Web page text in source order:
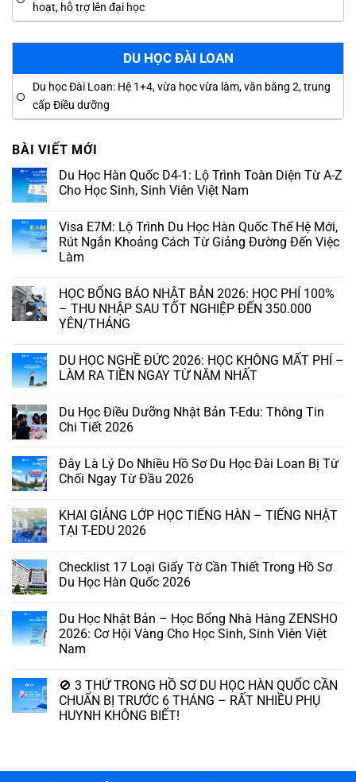
hoạt, hỗ trợ lên đại học
DU HỌC ĐÀI LOAN
Du học Đài Loan: Hệ 1+4, vừa học vừa làm, văn bằng 2, trung
cấp Điều dưỡng
BÀI VIẾT MỚI
Du Học Hàn Quốc D4-1: Lộ Trình Toàn Diện Từ A-Z
Cho Học Sinh, Sinh Viên Việt Nam
Visa E7M: Lộ Trình Du Học Hàn Quốc Thế Hệ Mới,
Rút Ngắn Khoảng Cách Từ Giảng Đường Đến Việc
Làm
HỌC BỔNG BÁO NHẬT BẢN 2026: HỌC PHÍ 100%
– THU NHẬP SAU TỐT NGHIỆP ĐẾN 350.000
YÊN/THÁNG
DU HỌC NGHỀ ĐỨC 2026: HỌC KHÔNG MẤT PHÍ –
LÀM RA TIỀN NGAY TỪ NĂM NHẤT
Du Học Điều Dưỡng Nhật Bản T-Edu: Thông Tin
Chi Tiết 2026
Đây Là Lý Do Nhiều Hồ Sơ Du Học Đài Loan Bị Từ
Chối Ngay Từ Đầu 2026
KHAI GIẢNG LỚP HỌC TIẾNG HÀN – TIẾNG NHẬT
TẠI T-EDU 2026
Checklist 17 Loại Giấy Tờ Cần Thiết Trong Hồ Sơ
Du Học Hàn Quốc 2026
Du Học Nhật Bản – Học Bổng Nhà Hàng ZENSHO
2026: Cơ Hội Vàng Cho Học Sinh, Sinh Viên Việt
Nam
🚫 3 THỨ TRONG HỒ SƠ DU HỌC HÀN QUỐC CẦN
CHUẨN BỊ TRƯỚC 6 THÁNG – RẤT NHIỀU PHỤ
HUYNH KHÔNG BIẾT!